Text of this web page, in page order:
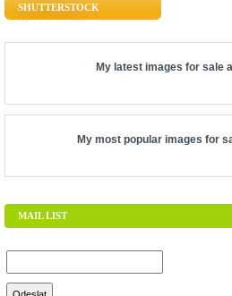
SHUTTERSTOCK
My latest images for sale
My most popular images for
MAIL LIST